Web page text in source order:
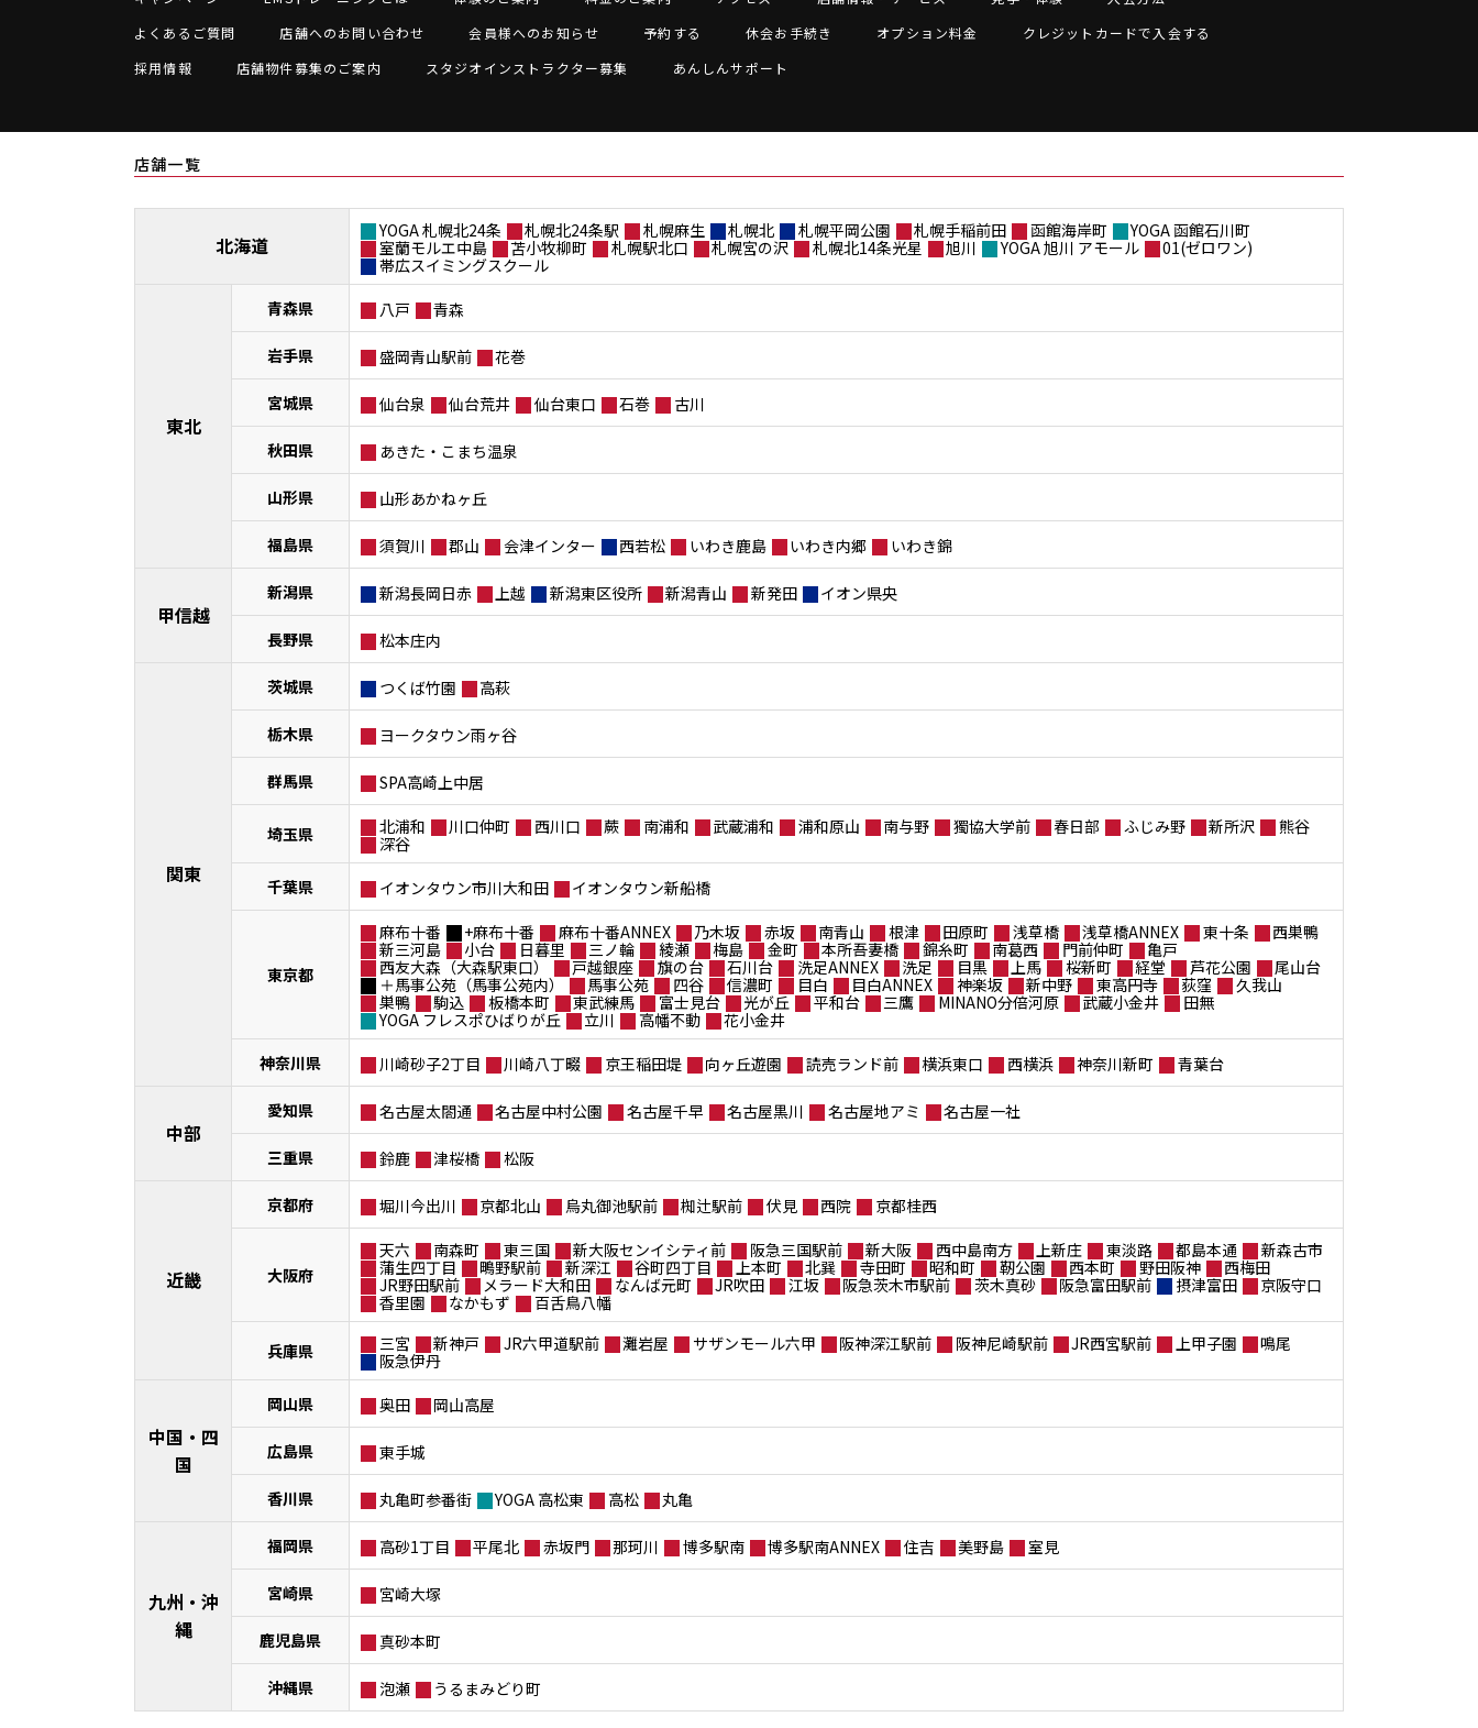
よくあるご質問
店舗へのお問い合わせ 会員様へのお知らせ 予約する 休会お手続き オプション料金
クレジットカードで入会する
採用情報
店舗物件募集のご案内 スタジオインストラクター募集 あんしんサポート
店舗一覧
北海道
YOGA 札幌北24条 札幌北24条駅 札幌麻生 札幌北 札幌平岡公園 札幌手稲前田 函館海岸町
YOGA 函館石川町
室蘭モルエ中島
苫小牧柳町 札幌駅北口 札幌宮の沢 札幌北14条光星 旭川 YOGA 旭川 アモール
01(ゼロワン)
帯広スイミングスクール
東北
青森県 八戸 青森
岩手県 盛岡青山駅前 花巻
宮城県 仙台泉 仙台荒井 仙台東口 石巻 古川
秋田県 あきた・こまち温泉
山形県 山形あかねヶ丘
福島県 須賀川 郡山 会津インター 西若松 いわき鹿島 いわき内郷 いわき錦
甲信越
新潟県 新潟長岡日赤 上越 新潟東区役所 新潟青山 新発田 イオン県央
長野県 松本庄内
関東
茨城県 つくば竹園 高萩
栃木県 ヨークタウン雨ヶ谷
群馬県 SPA高崎上中居
埼玉県 北浦和 川口仲町 西川口 蕨 南浦和 武蔵浦和 浦和原山 南与野 獨協大学前 春日部 ふじみ野 新所沢
熊谷
深谷
千葉県
イオンタウン市川大和田 イオンタウン新船橋
東京都
麻布十番 +麻布十番 麻布十番ANNEX 乃木坂 赤坂 南青山 根津 田原町 浅草橋 浅草橋ANNEX 東十条
西巣鴨
新三河島
小台 日暮里 三ノ輪 綾瀬 梅島 金町 本所吾妻橋 錦糸町 南葛西 門前仲町
亀戸
西友大森（大森駅東口）
戸越銀座 旗の台 石川台 洗足ANNEX 洗足 目黒 上馬 桜新町 経堂 芦花公園
尾山台
＋馬事公苑（馬事公苑内）
馬事公苑 四谷 信濃町 目白 目白ANNEX 神楽坂 新中野 東高円寺 荻窪
久我山
巣鴨
駒込 板橋本町 東武練馬 富士見台 光が丘 平和台 三鷹 MINANO分倍河原 武蔵小金井
田無
YOGA フレスポひばりが丘
立川 高幡不動
花小金井
神奈川県
川崎砂子2丁目 川崎八丁畷 京王稲田堤 向ヶ丘遊園 読売ランド前 横浜東口 西横浜 神奈川新町 青葉台
中部
愛知県 名古屋太閤通 名古屋中村公園 名古屋千早 名古屋黒川 名古屋地アミ 名古屋一社
三重県 鈴鹿 津桜橋 松阪
近畿
京都府 堀川今出川 京都北山 烏丸御池駅前 椥辻駅前 伏見 西院 京都桂西
大阪府
天六 南森町 東三国 新大阪センイシティ前 阪急三国駅前 新大阪 西中島南方 上新庄 東淡路 都島本通
新森古市
蒲生四丁目
鴫野駅前 新深江 谷町四丁目 上本町 北巽 寺田町 昭和町 靭公園 西本町 野田阪神
西梅田
JR野田駅前
メラード大和田 なんば元町 JR吹田 江坂 阪急茨木市駅前 茨木真砂 阪急富田駅前 摂津富田
京阪守口
香里園
なかもず 百舌鳥八幡
兵庫県 三宮 新神戸 JR六甲道駅前 灘岩屋 サザンモール六甲 阪神深江駅前 阪神尼崎駅前 JR西宮駅前 上甲子園
鳴尾
阪急伊丹
中国・四
国
岡山県 奥田 岡山高屋
広島県 東手城
香川県 丸亀町参番街 YOGA 高松東 高松 丸亀
九州・沖
縄
福岡県 高砂1丁目 平尾北 赤坂門 那珂川 博多駅南 博多駅南ANNEX 住吉 美野島 室見
宮崎県 宮崎大塚
鹿児島県 真砂本町
沖縄県 泡瀬 うるまみどり町